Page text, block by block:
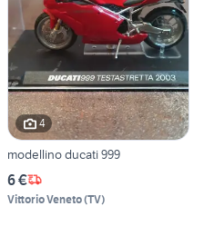
4
modellino ducati 999
6 €
Vittorio Veneto(TV)